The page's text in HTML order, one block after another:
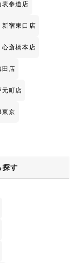
参道店
宿東口店
斎橋本店
田店
元町店
東京
探す